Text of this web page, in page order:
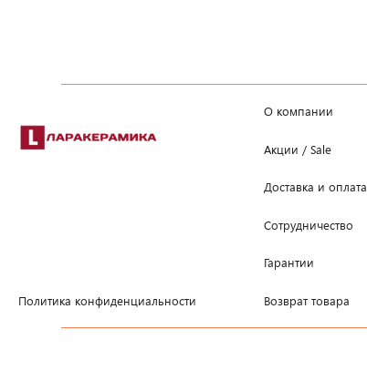
Политика конфиденциальности
О компании
Акции / Sale
Доставка и оплата
Сотрудничество
Гарантии
Возврат товара